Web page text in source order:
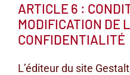
ARTICLE 6 :
MODIFICATION DE
CONFIDENTIALITÉ
L’éditeur du site